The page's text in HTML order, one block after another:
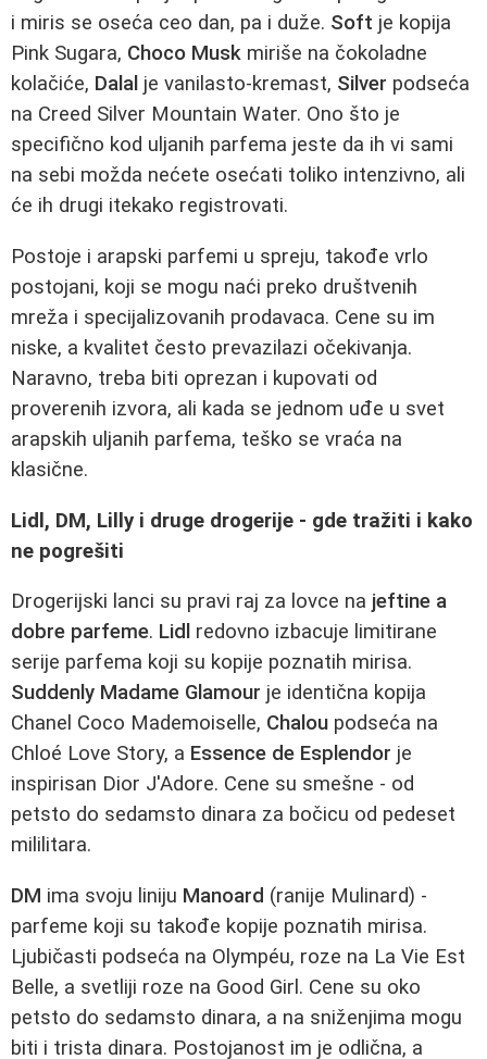
i miris se oseća ceo dan, pa i duže. Soft je kopija
Pink Sugara, Choco Musk miriše na čokoladne
kolačiće, Dalal je vanilasto-kremast, Silver podseća
na Creed Silver Mountain Water. Ono što je
specifično kod uljanih parfema jeste da ih vi sami
na sebi možda nećete osećati toliko intenzivno, ali
će ih drugi itekako registrovati.
Postoje i arapski parfemi u spreju, takođe vrlo
postojani, koji se mogu naći preko društvenih
mreža i specijalizovanih prodavaca. Cene su im
niske, a kvalitet često prevazilazi očekivanja.
Naravno, treba biti oprezan i kupovati od
proverenih izvora, ali kada se jednom uđe u svet
arapskih uljanih parfema, teško se vraća na
klasične.
Lidl, DM, Lilly i druge drogerije - gde tražiti i kako
ne pogrešiti
Drogerijski lanci su pravi raj za lovce na jeftine a
dobre parfeme. Lidl redovno izbacuje limitirane
serije parfema koji su kopije poznatih mirisa.
Suddenly Madame Glamour je identična kopija
Chanel Coco Mademoiselle, Chalou podseća na
Chloé Love Story, a Essence de Esplendor je
inspirisan Dior J'Adore. Cene su smešne - od
petsto do sedamsto dinara za bočicu od pedeset
mililitara.
DM ima svoju liniju Manoard (ranije Mulinard) -
parfeme koji su takođe kopije poznatih mirisa.
Ljubičasti podseća na Olympéu, roze na La Vie Est
Belle, a svetliji roze na Good Girl. Cene su oko
petsto do sedamsto dinara, a na sniženjima mogu
biti i trista dinara. Postojanost im je odlična, a